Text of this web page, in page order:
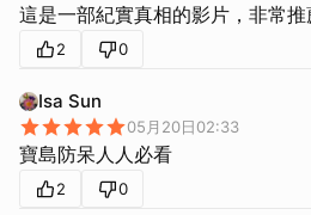
這是一部紀實真相的影片，非常
2 0
Isa Sun
05月20日02:33
寶島防呆人人必看
2 0